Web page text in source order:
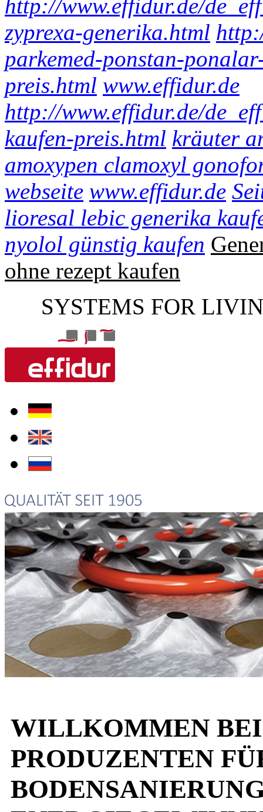
http://www.effidur.de/
zyprexa-generika.html
parkemed-ponstan-
preis.html www.effidur.de
http://www.effidur.de/
kaufen-preis.html kräuter
amoxypen clamoxyl
webseite www.effidur.de
lioresal lebic generika
nyolol günstig kaufen
ohne rezept kaufen
SYSTEMS FOR
WILLKOMMEN
PRODUZENTEN